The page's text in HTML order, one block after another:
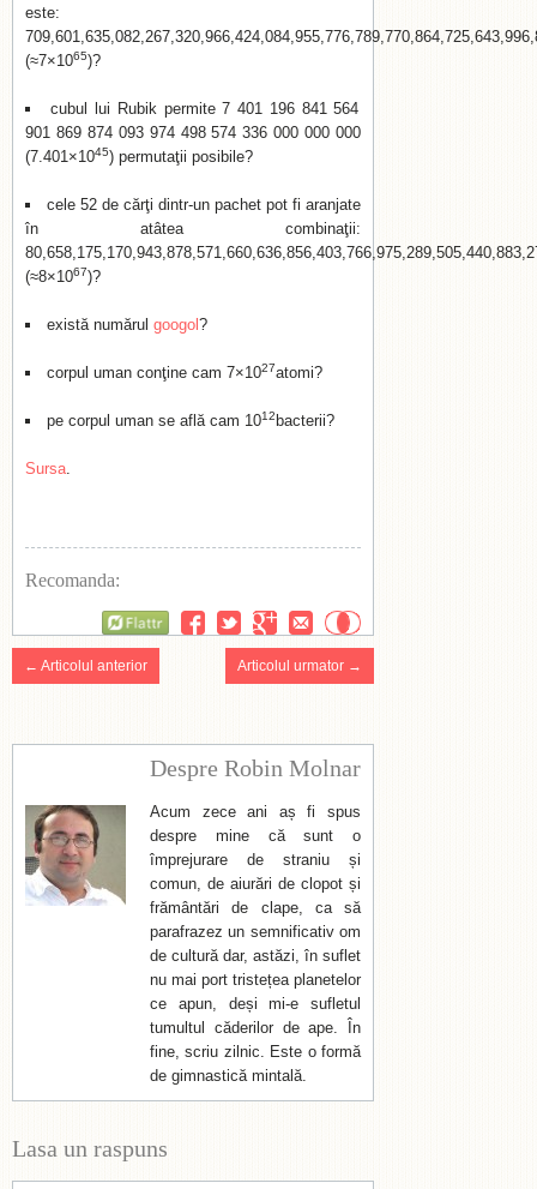
este:
(≈7×1065)?
cubul lui Rubik permite 7 401 196 841 564
901 869 874 093 974 498 574 336 000 000 000
(7.401×1045) permutaţii posibile?
cele 52 de cărţi dintr-un pachet pot fi aranjate
în atâtea combinaţii:
(≈8×1067)?
există numărul googol ?
corpul uman conţine cam 7×1027atomi?
pe corpul uman se află cam 1012 bacterii?
Sursa.
Recomanda:
← Articolul anterior Articolul urmator →
Despre Robin Molnar
Acum zece ani aș fi spus
despre mine că sunt o
împrejurare de straniu și
comun, de aiurări de clopot și
frământări de clape, ca să
parafrazez un semnificativ om
de cultură dar, astăzi, în suflet
nu mai port tristețea planetelor
ce apun, deși mi-e sufletul
tumultul căderilor de ape. În
fine, scriu zilnic. Este o formă
de gimnastică mintală.
Lasa un raspuns